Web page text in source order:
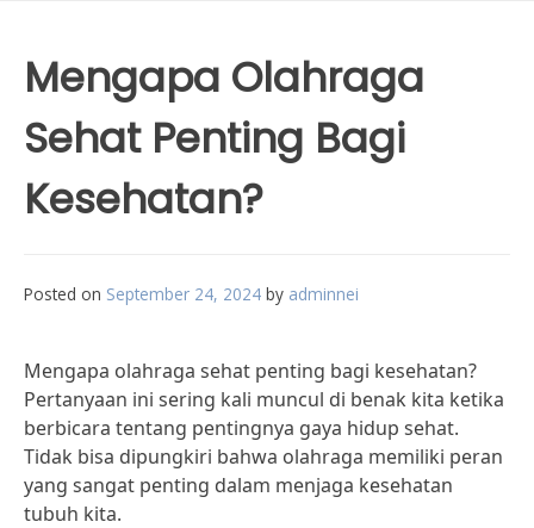
Mengapa Olahraga
Sehat Penting Bagi
Kesehatan?
Posted on September 24, 2024 by adminnei
Mengapa olahraga sehat penting bagi kesehatan?
Pertanyaan ini sering kali muncul di benak kita ketika
berbicara tentang pentingnya gaya hidup sehat.
Tidak bisa dipungkiri bahwa olahraga memiliki peran
yang sangat penting dalam menjaga kesehatan
tubuh kita.